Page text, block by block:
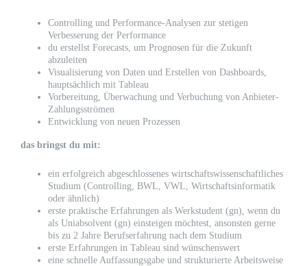
Controlling und Performance-Analysen zur stetigen
Verbesserung der Performance
du erstellst Forecasts, um Prognosen für die Zukunft
abzuleiten
Visualisierung von Daten und Erstellen von Dashboards,
hauptsächlich mit Tableau
Vorbereitung, Überwachung und Verbuchung von Anbieter-
Zahlungsströmen
Entwicklung von neuen Prozessen
das bringst du mit:
ein erfolgreich abgeschlossenes wirtschaftswissenschaftliches
Studium (Controlling, BWL, VWL, Wirtschaftsinformatik
oder ähnlich)
erste praktische Erfahrungen als Werkstudent (gn), wenn du
als Uniabsolvent (gn) einsteigen möchtest, ansonsten gerne
bis zu 2 Jahre Berufserfahrung nach dem Studium
erste Erfahrungen in Tableau sind wünschenswert
eine schnelle Auffassungsgabe und strukturierte Arbeitsweise